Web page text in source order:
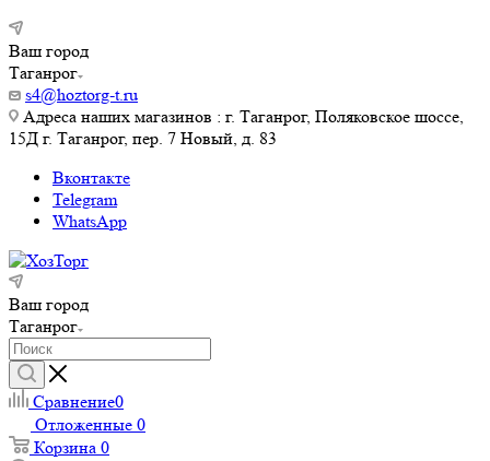
Ваш город
Таганрог
s4@hoztorg-t.ru
Адреса наших магазинов : г. Таганрог, Поляковское шоссе,
15Д г. Таганрог, пер. 7 Новый, д. 83
Вконтакте
Telegram
WhatsApp
Ваш город
Таганрог
Сравнение0
Отложенные 0
Корзина 0